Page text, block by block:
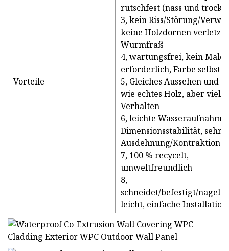
Vorteile
rutschfest (nass und
3, kein Riss/Störung/
keine Holzdornen
Wurmfraß
4, wartungsfrei, kein Malen
erforderlich, Farbe selbst
5, Gleiches Aussehen und
wie echtes Holz, aber viel
Verhalten
6, leichte
Dimensionsstabilität, sehr
Ausdehnung/Kontraktion
7, 100 % recycelt,
umweltfreundlich
8,
schneidet/befestigt/
leicht, einfache Installation